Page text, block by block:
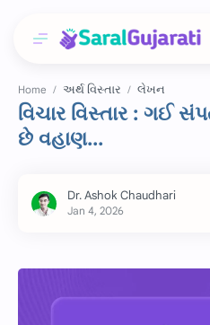
Home અર્થ વિસ્તાર લેખન
વિચાર વિસ્તાર : ગઈ
છે વહાણ...